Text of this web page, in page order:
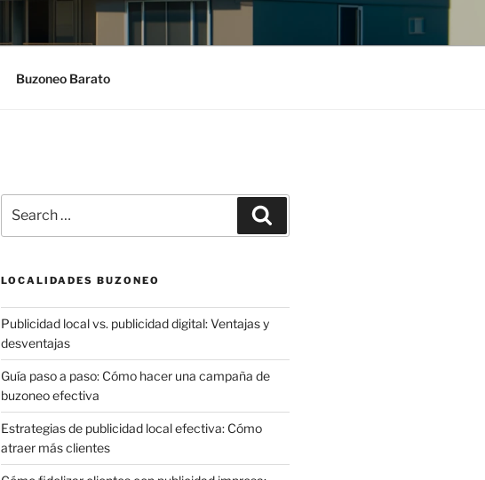
Buzoneo Barato
for:
LOCALIDADES BUZONEO
Publicidad local vs. publicidad digital: Ventajas y
desventajas
Guía paso a paso: Cómo hacer una campaña de
buzoneo efectiva
Estrategias de publicidad local efectiva: Cómo
atraer más clientes